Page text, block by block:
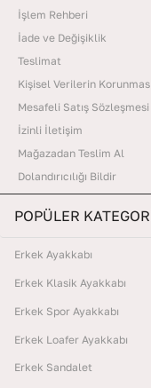
İşlem Rehberi
İade ve Değişiklik
Teslimat
Kişisel Verilerin
Mesafeli Satış Sözleşmesi
İzinli İletişim
Mağazadan Teslim Al
Dolandırıcılığı Bildir
POPÜLER
Erkek Ayakkabı
Erkek Klasik Ayakkabı
Erkek Spor Ayakkabı
Erkek Loafer Ayakkabı
Erkek Sandalet